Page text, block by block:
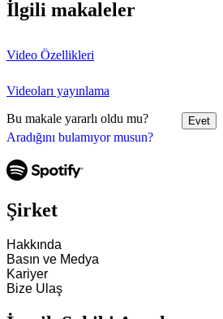
Aradığını bulamıyor musun?
İlgili makaleler
Video Özellikleri
Videoları yayınlama
Bu makale yararlı oldu mu? Evet
Şirket
Hakkında
Basın ve Medya
Kariyer
Bize Ulaş